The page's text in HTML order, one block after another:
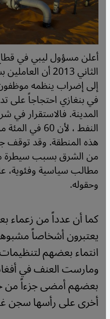
أعلن مسؤول ليبي في
الثاني 2013 أن
إلى إضراب ينظمه
في بنغازي احتجاجاً على
المدينة. فالاستقرار في
النفط ، لأن
هذه المنطقة. وقد توقف
من الشرق بسبب سيطرة
مطالب سياسية وفئوية،
وحقوله.
كما أن عدداً من زعماء
يعتبرون أشخاصاً
انتماء بعضهم
ومارست العنف في
بعضهم أمضى جزءاً من
أخرى على رأسها سجن